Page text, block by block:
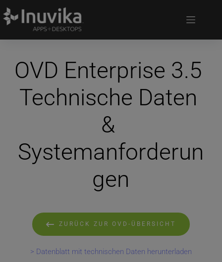
OVD Enterprise 3.5
Technische Daten
&
Systemanforderun
gen
ZURÜCK ZUR OVD-ÜBERSICHT
> Datenblatt mit technischen Daten herunterladen